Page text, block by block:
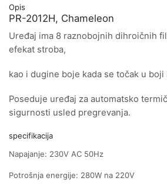
Opis
PR-2012H, Chameleon
Uređaj ima 8 raznobojnih dihroičnih
efekat stroba,
kao i dugine boje kada se točak u
Poseduje uređaj za automatsko
sigurnosti usled pregrevanja.
specifikacija
Napajanje: 230V AC 50Hz
Potrošnja energije: 280W na 220V